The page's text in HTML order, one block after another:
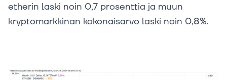
etherin laski noin 0,7 prosenttia ja muun
kryptomarkkinan kokonaisarvo laski noin 0,8%.